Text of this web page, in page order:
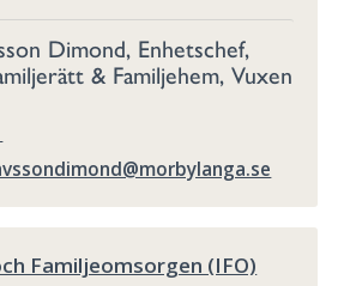
Dimond, Enhetschef,
& Familjehem, Vuxen
Familjeomsorgen (IFO)